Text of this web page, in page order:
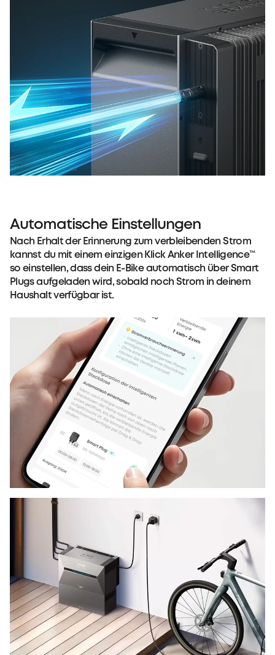
Automatische Einstellungen
Nach Erhalt der Erinnerung zum verbleibenden Strom
kannst du mit einem einzigen Klick Anker Intelligence™
so einstellen, dass dein E-Bike automatisch über Smart
Plugs aufgeladen wird, sobald noch Strom in deinem
Haushalt verfügbar ist.